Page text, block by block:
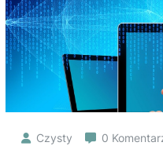
Czysty 0